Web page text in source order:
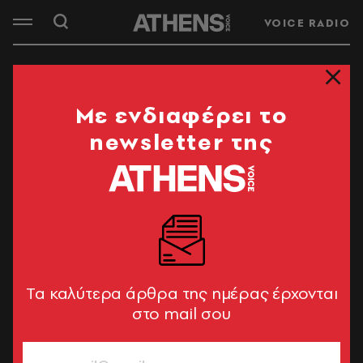
VOICE RADIO
Mε ενδιαφέρει το
newsletter της
Tα καλύτερα άρθρα της ημέρας έρχονται
στο mail σου